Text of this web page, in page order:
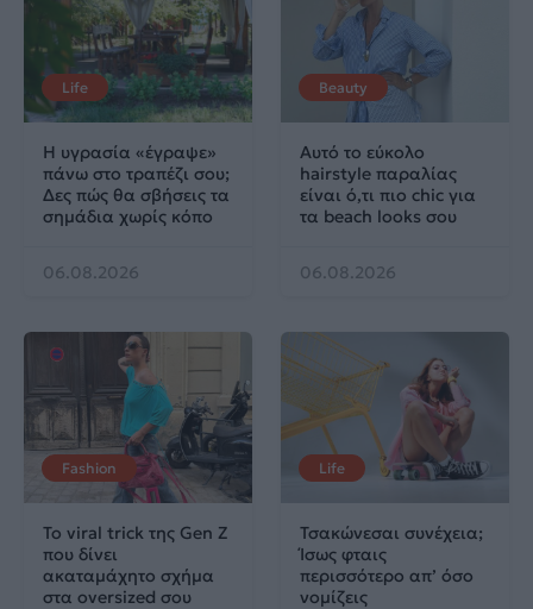
Life
Η υγρασία «έγραψε»
πάνω στο τραπέζι σου;
Δες πώς θα σβήσεις τα
σημάδια χωρίς κόπο
06.08.2026
Beauty
Αυτό το εύκολο
hairstyle παραλίας
είναι ό,τι πιο chic για
τα beach looks σου
06.08.2026
Fashion
Το viral trick της Gen Z
που δίνει
ακαταμάχητο σχήμα
στα oversized σου
Life
Τσακώνεσαι συνέχεια;
Ίσως φταις
περισσότερο απ’ όσο
νομίζεις